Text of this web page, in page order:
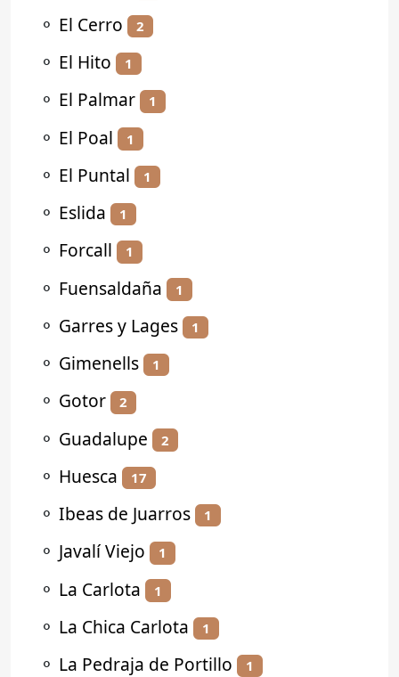
⚬ El Cerro 2
⚬ El Hito 1
⚬ El Palmar 1
⚬ El Poal 1
⚬ El Puntal 1
⚬ Eslida 1
⚬ Forcall 1
⚬ Fuensaldaña 1
⚬ Garres y Lages 1
⚬ Gimenells 1
⚬ Gotor 2
⚬ Guadalupe 2
⚬ Huesca 17
⚬ Ibeas de Juarros 1
⚬ Javalí Viejo 1
⚬ La Carlota 1
⚬ La Chica Carlota 1
⚬ La Pedraja de Portillo 1